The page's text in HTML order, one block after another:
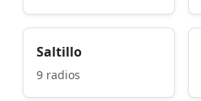
Saltillo
9 radios